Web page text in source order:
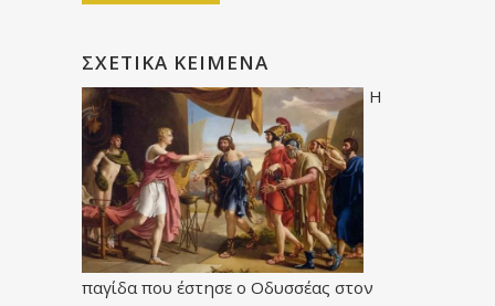
ΣΧΕΤΙΚΆ ΚΕΊΜΕΝΑ
Η
παγίδα που έστησε ο Οδυσσέας στον